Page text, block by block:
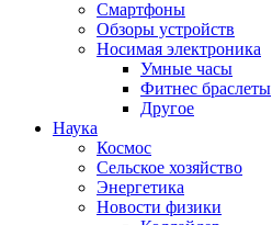
Смартфоны
Обзоры устройств
Носимая электроника
Умные часы
Фитнес браслеты
Другое
Наука
Космос
Сельское хозяйство
Энергетика
Новости физики